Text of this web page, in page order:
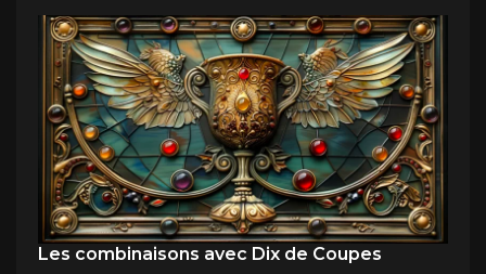
Les combinaisons avec Dix de Coupes